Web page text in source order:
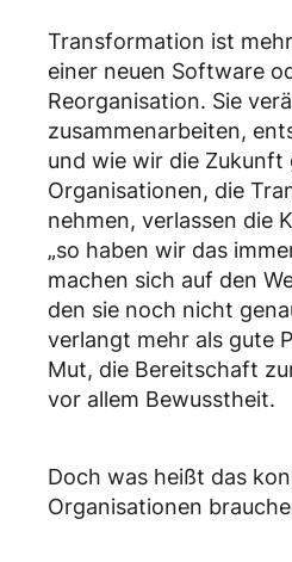
Transformation ist
einer neuen Software
Reorganisation. Sie
zusammenarbeiten,
und wie wir die Zukunft
Organisationen, die
nehmen, verlassen die
„so haben wir das
machen sich auf den
den sie noch nicht
verlangt mehr als gute
Mut, die Bereitschaft
vor allem Bewusstheit.
Doch was heißt das
Organisationen